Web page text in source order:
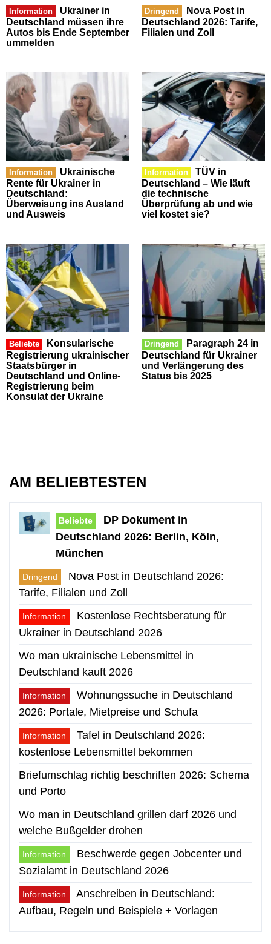
Information
Ukrainer in
Deutschland müssen ihre
Autos bis Ende September
ummelden
Dringend
Nova Post in
Deutschland 2026: Tarife,
Filialen und Zoll
Information
Ukrainische
Rente für Ukrainer in
Deutschland:
Überweisung ins Ausland
und Ausweis
Information
TÜV in
Deutschland – Wie läuft
die technische
Überprüfung ab und wie
viel kostet sie?
Beliebte
Konsularische
Registrierung ukrainischer
Staatsbürger in
Deutschland und Online-
Registrierung beim
Konsulat der Ukraine
Dringend
Paragraph 24 in
Deutschland für Ukrainer
und Verlängerung des
Status bis 2025
AM BELIEBTESTEN
Beliebte
DP Dokument in
Deutschland 2026: Berlin, Köln,
München
Dringend
Nova Post in Deutschland 2026:
Tarife, Filialen und Zoll
Information
Kostenlose Rechtsberatung für
Ukrainer in Deutschland 2026
Wo man ukrainische Lebensmittel in
Deutschland kauft 2026
Information
Wohnungssuche in Deutschland
2026: Portale, Mietpreise und Schufa
Information
Tafel in Deutschland 2026:
kostenlose Lebensmittel bekommen
Briefumschlag richtig beschriften 2026: Schema
und Porto
Wo man in Deutschland grillen darf 2026 und
welche Bußgelder drohen
Information
Beschwerde gegen Jobcenter und
Sozialamt in Deutschland 2026
Information
Anschreiben in Deutschland:
Aufbau, Regeln und Beispiele + Vorlagen